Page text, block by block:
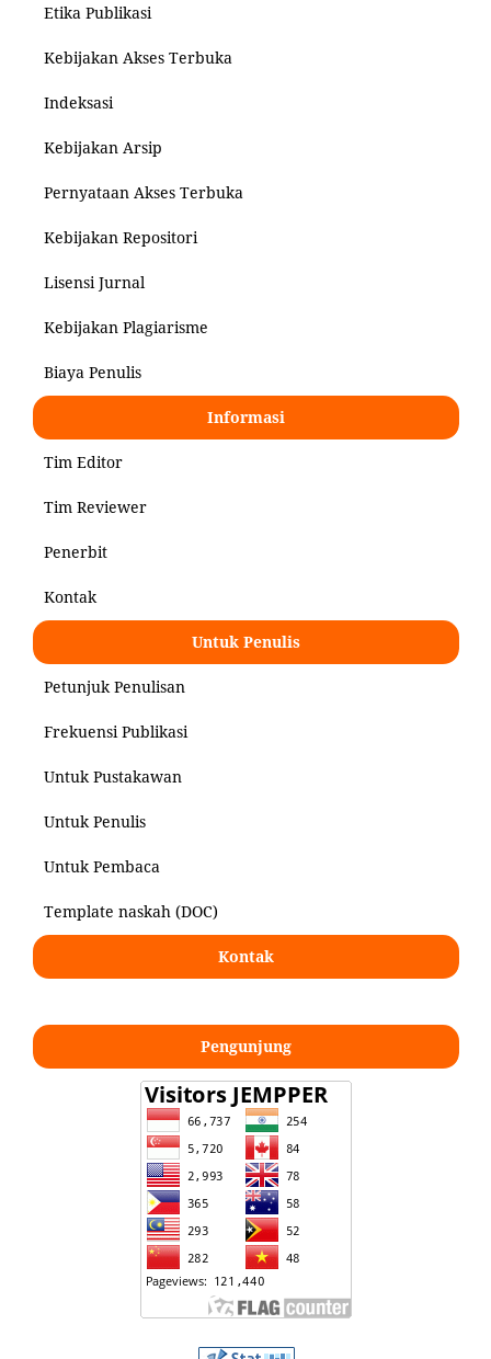
Etika Publikasi
Kebijakan Akses Terbuka
Indeksasi
Kebijakan Arsip
Pernyataan Akses Terbuka
Kebijakan Repositori
Lisensi Jurnal
Kebijakan Plagiarisme
Biaya Penulis
Informasi
Tim Editor
Tim Reviewer
Penerbit
Kontak
Untuk Penulis
Petunjuk Penulisan
Frekuensi Publikasi
Untuk Pustakawan
Untuk Penulis
Untuk Pembaca
Template naskah (DOC)
Kontak
Pengunjung